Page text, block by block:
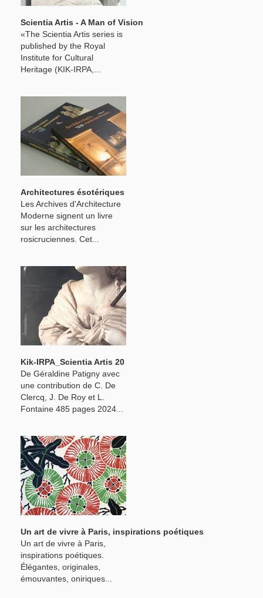
Scientia Artis - A Man of Vision
«The Scientia Artis series is
published by the Royal
Institute for Cultural
Heritage (KIK-IRPA,...
Architectures ésotériques
Les Archives d'Architecture
Moderne signent un livre
sur les architectures
rosicruciennes. Cet...
Kik-IRPA_Scientia Artis 20
De Géraldine Patigny avec
une contribution de C. De
Clercq, J. De Roy et L.
Fontaine 485 pages 2024...
Un art de vivre à Paris, inspirations poétiques
Un art de vivre à Paris,
inspirations poétiques.
Élégantes, originales,
émouvantes, oniriques...